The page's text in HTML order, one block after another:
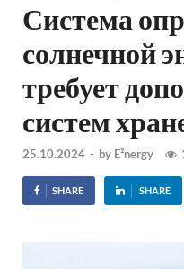
Система
солнечной
требует
систем
25.10.2024 - by E²nergy
SHARE SHARE